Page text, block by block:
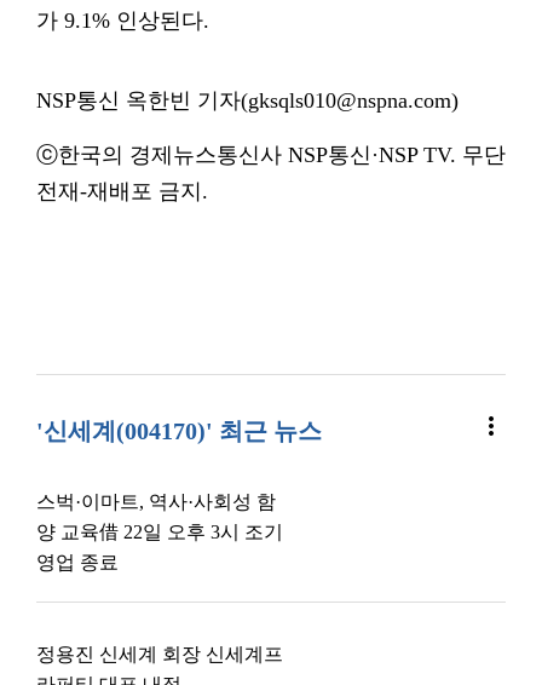
가 9.1% 인상된다.
NSP통신 옥한빈 기자(gksqls010@nspna.com)
ⓒ한국의 경제뉴스통신사 NSP통신·NSP TV. 무단
전재-재배포 금지.
'신세계(004170)' 최근 뉴스 more_vert
스벅·이마트, 역사·사회성 함
양 교육借 22일 오후 3시 조기
영업 종료
정용진 신세계 회장 신세계프